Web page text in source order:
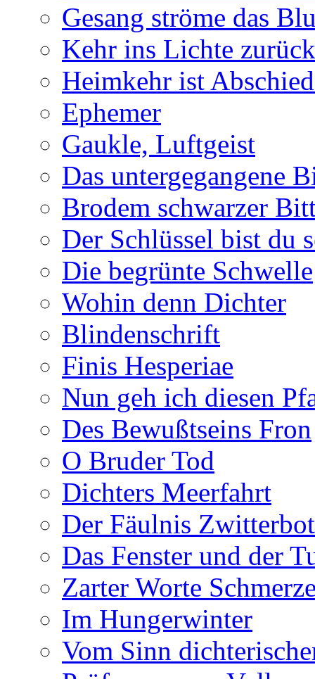
Gesang ströme das
Kehr ins Lichte zurück
Heimkehr ist
Ephemer
Gaukle, Luftgeist
Das untergegangene
Brodem schwarzer
Der Schlüssel bist du
Die begrünte Schwelle
Wohin denn Dichter
Blindenschrift
Finis Hesperiae
Nun geh ich diesen
Des Bewußtseins Fron
O Bruder Tod
Dichters Meerfahrt
Der Fäulnis
Das Fenster und der
Zarter Worte
Im Hungerwinter
Vom Sinn